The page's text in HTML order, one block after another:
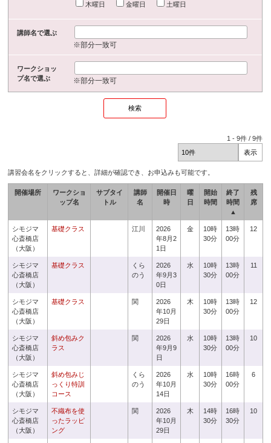
木曜日
金曜日 土曜日
講師名で選ぶ
※部分一致可
ワークショッ
プ名で選ぶ
※部分一致可
1 -9件 /9件
講習会名をクリックすると、詳細が確認でき、お申込みも可能です。
開催場所
ワークショ
ップ名
サブタイ
トル
講師
名
開催日
時
曜
日
開始
時間
終了
時間
▲
残
席
シモジマ
心斎橋店
（大阪）
基礎クラス 江川
2026
年8月2
1日
金
10時
30分
13時
00分
12
シモジマ
心斎橋店
（大阪）
基礎クラス
くら
のう
2026
年9月3
0日
水
10時
30分
13時
00分
11
シモジマ
心斎橋店
（大阪）
基礎クラス 関
2026
年10月
29日
木
10時
30分
13時
00分
12
シモジマ
心斎橋店
（大阪）
斜め包みク
ラス
関
2026
年9月9
日
水
10時
30分
13時
00分
10
シモジマ
心斎橋店
（大阪）
斜め包みじ
っくり特訓
コース
くら
のう
2026
年10月
14日
水
10時
30分
16時
00分
6
シモジマ
心斎橋店
（大阪）
不織布を使
ったラッピ
ング
関
2026
年10月
29日
木
14時
30分
16時
30分
10